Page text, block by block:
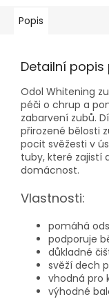
Popis
Detailní
Odol Whitening
péči o chrup a
zabarvení zubů.
přirozené bělosti
pocit svěžesti v
tuby, které zajistí
domácnost.
Vlastnosti:
pomáhá
podporuje
důkladné
svěží dech
vhodná pro
výhodné